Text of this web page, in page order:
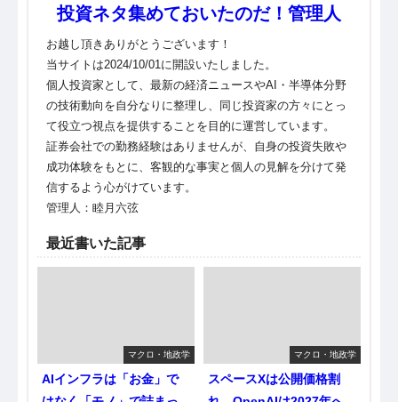
投資ネタ集めておいたのだ！管理人
お越し頂きありがとうございます！
当サイトは2024/10/01に開設いたしました。
個人投資家として、最新の経済ニュースやAI・半導体分野
の技術動向を自分なりに整理し、同じ投資家の方々にとっ
て役立つ視点を提供することを目的に運営しています。
証券会社での勤務経験はありませんが、自身の投資失敗や
成功体験をもとに、客観的な事実と個人の見解を分けて発
信するよう心がけています。
管理人：睦月六弦
最近書いた記事
マクロ・地政学
AIインフラは「お金」で
マクロ・地政学
スペースXは公開価格割